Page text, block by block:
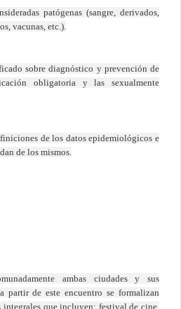
patógenas (sangre, derivados,
vacunas, etc.).
sobre diagnóstico y prevención de
obligatoria y las sexualmente
de los datos epidemiológicos e
de los mismos.
ambas ciudades y sus
partir de este encuentro se formalizan
integrales que incluyen: festival de cine,